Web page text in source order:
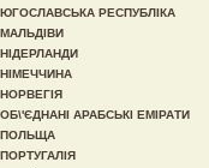
ЮГОСЛАВСЬКА РЕСПУБЛІКА
МАЛЬДІВИ
НІДЕРЛАНДИ
НІМЕЧЧИНА
НОРВЕГІЯ
ОБ\'ЄДНАНІ АРАБСЬКІ ЕМІРАТИ
ПОЛЬЩА
ПОРТУГАЛІЯ